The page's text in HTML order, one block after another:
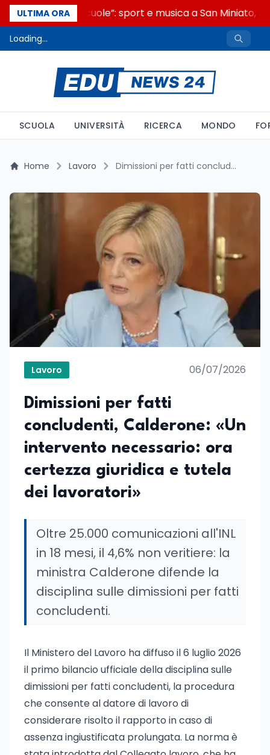
ULTIMA ORA
“Noi siamo le Scuole”: sport e musica a San Miniato,
Loading...
SCUOLA UNIVERSITÀ RICERCA MONDO
Home Lavoro Dimissioni per fatti concludenti, Calderone: «Un intervento necessario: ora certezza giuridica e tutela dei lavoratori»
Lavoro 06/07/2026
Dimissioni per fatti
concludenti, Calderone: «Un
intervento necessario: ora
certezza giuridica e tutela
dei lavoratori»
Oltre 25.000 comunicazioni all'INL
in 18 mesi, il 4,6% non veritiere: la
ministra Calderone difende la
disciplina sulle dimissioni per fatti
concludenti.
Il Ministero del Lavoro ha diffuso il 6 luglio 2026
il primo bilancio ufficiale della disciplina sulle
dimissioni per fatti concludenti, la procedura
che consente al datore di lavoro di
considerare risolto il rapporto in caso di
assenza ingiustificata prolungata. La norma è